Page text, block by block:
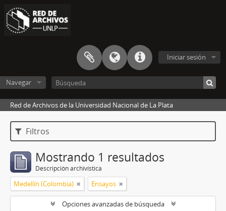
Iniciar sesión
Navegar
Red de Archivos de la Universidad Nacional de La Plata
Filtros
Mostrando 1 resultados
Descripción archivística
Medellín (Colombia) Ensayos
Opciones avanzadas de búsqueda